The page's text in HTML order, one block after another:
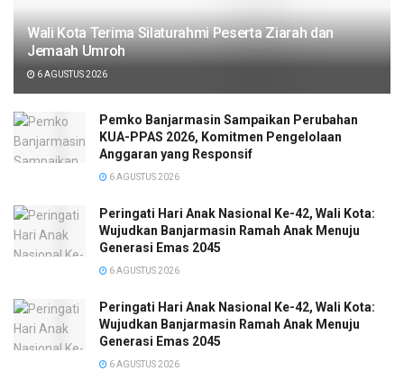
Wali Kota Terima Silaturahmi Peserta Ziarah dan
Jemaah Umroh
6 AGUSTUS 2026
Pemko Banjarmasin Sampaikan Perubahan
KUA-PPAS 2026, Komitmen Pengelolaan
Anggaran yang Responsif
6 AGUSTUS 2026
Peringati Hari Anak Nasional Ke-42, Wali Kota:
Wujudkan Banjarmasin Ramah Anak Menuju
Generasi Emas 2045
6 AGUSTUS 2026
Peringati Hari Anak Nasional Ke-42, Wali Kota:
Wujudkan Banjarmasin Ramah Anak Menuju
Generasi Emas 2045
6 AGUSTUS 2026